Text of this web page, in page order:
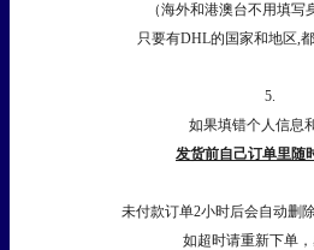
（海外和港澳台不用填写
只要有DHL的国家和地区,都
5.
如果填错个人信息
发货前自己订单里随
未付款订单2小时后会自动删
如超时请重新下单，